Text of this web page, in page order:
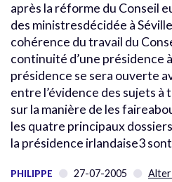
après la réforme du Conseil
des ministresdécidée à
cohérence du travail du
continuité d’une présidence
présidence se sera ouverte
entre l’évidence des sujets
sur la manière de les
les quatre principaux
la présidence irlandaise3
PHILIPPE 27-07-2005 Alter